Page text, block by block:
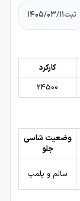
ثبت۱۴۰۵/۰۳/۱۱
کارکرد
24500
وضعیت شاسی
جلو
سالم و پلمپ